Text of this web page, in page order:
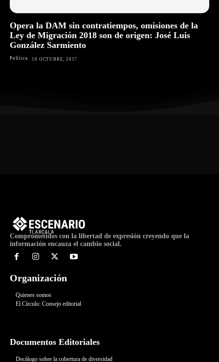
Opera la DAM sin contratiempos, omisiones de la
Ley de Migración 2018 son de origen: José Luis
González Sarmiento
Política 18 OCTUBRE, 2017
Comprometidos con la libertad de expresión creyendo que la
información encauza el cambio social.
Organización
Quienes somos
El Círculo: Consejo editorial
Documentos Editoriales
Decálogo sobre la cobertura de diversidad